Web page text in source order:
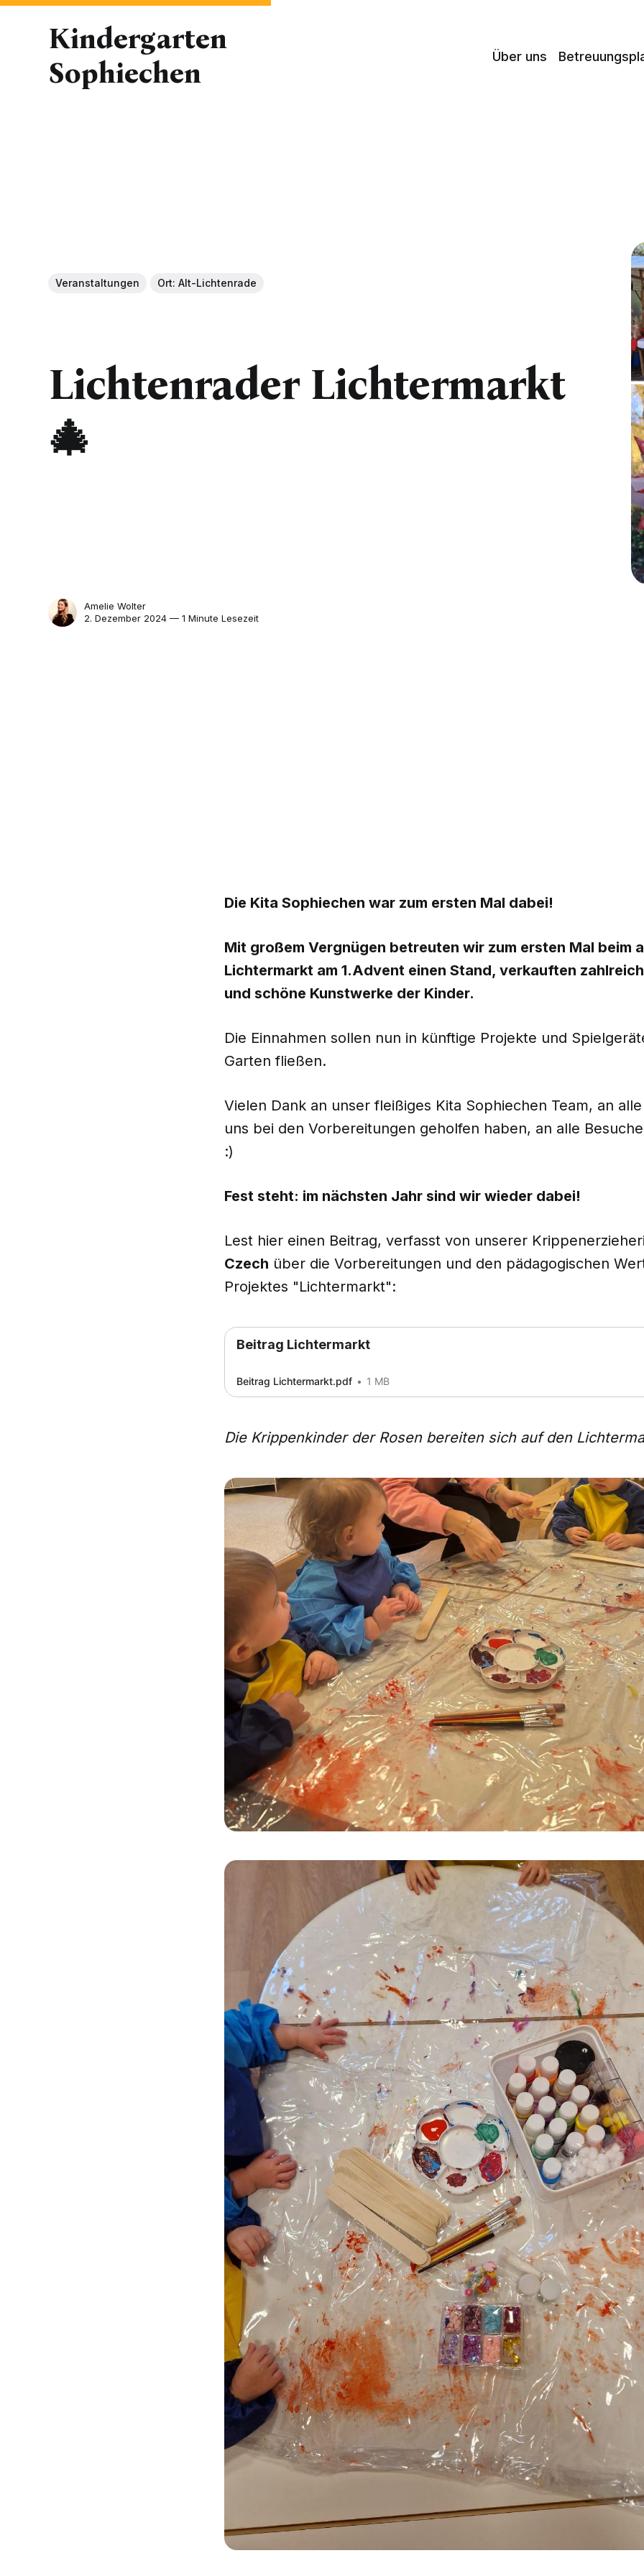
Kindergarten
Sophiechen
Über uns
Veranstaltungen Ort: Alt-Lichtenrade
Lichtenrader Lichtermarkt
🎄
Amelie Wolter
2. Dezember 2024 — 1 Minute Lesezeit
Die Kita Sophiechen war zum ersten Mal dabei!
Mit großem Vergnügen betreuten wir zum ersten Mal beim
Lichtermarkt am 1.Advent einen Stand, verkauften
und schöne Kunstwerke der Kinder.
Die Einnahmen sollen nun in künftige Projekte und
Garten fließen.
Vielen Dank an unser fleißiges Kita Sophiechen Team, an
uns bei den Vorbereitungen geholfen haben, an alle
:)
Fest steht: im nächsten Jahr sind wir wieder dabei!
Lest hier einen Beitrag, verfasst von unserer
Czech über die Vorbereitungen und den pädagogischen
Projektes "Lichtermarkt":
Beitrag Lichtermarkt
Beitrag Lichtermarkt.pdf 1 MB
Die Krippenkinder der Rosen bereiten sich auf den